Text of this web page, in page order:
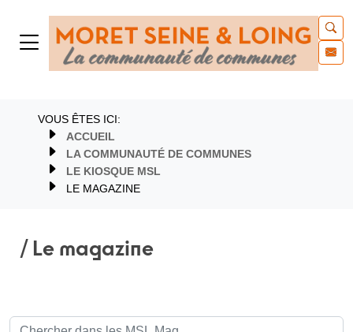
VOUS ÊTES ICI:
ACCUEIL
LA COMMUNAUTÉ DE COMMUNES
LE KIOSQUE MSL
LE MAGAZINE
/ Le magazine
Recherche de: